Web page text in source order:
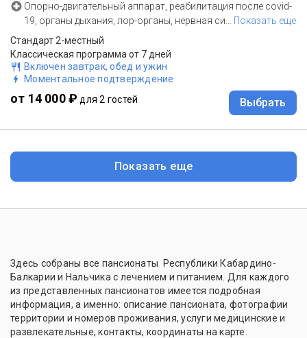
Опорно-двигательный аппарат, реабилитация после covid-
19, органы дыхания, лор-органы, нервная си… Показать еще
Стандарт 2-местный
Классическая программа от 7 дней
Включен завтрак, обед и ужин
Моментальное подтверждение
от 14 000 ₽ для 2 гостей Выбрать
Показать еще
Здесь собраны все пансионаты Республики Кабардино-
Балкарии и Нальчика с лечением и питанием. Для каждого
из представленных пансионатов имеется подробная
информация, а именно: описание пансионата, фотографии
территории и номеров проживания, услуги медицинские и
развлекательные, контакты, координаты на карте.